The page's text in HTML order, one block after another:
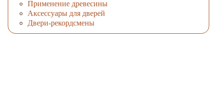
Применение древесины
Аксессуары для дверей
Двери-рекордсмены